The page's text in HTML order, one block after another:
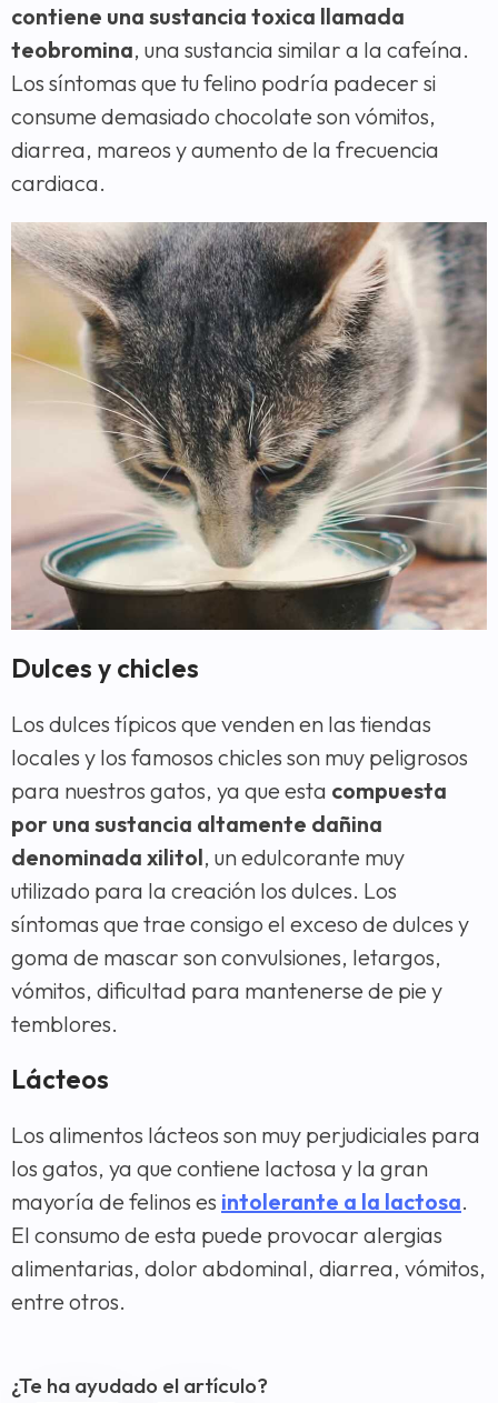
contiene una sustancia toxica llamada
teobromina, una sustancia similar a la cafeína.
Los síntomas que tu felino podría padecer si
consume demasiado chocolate son vómitos,
diarrea, mareos y aumento de la frecuencia
cardiaca.
Dulces y chicles
Los dulces típicos que venden en las tiendas
locales y los famosos chicles son muy peligrosos
para nuestros gatos, ya que esta compuesta
por una sustancia altamente dañina
denominada xilitol, un edulcorante muy
utilizado para la creación los dulces. Los
síntomas que trae consigo el exceso de dulces y
goma de mascar son convulsiones, letargos,
vómitos, dificultad para mantenerse de pie y
temblores.
Lácteos
Los alimentos lácteos son muy perjudiciales para
los gatos, ya que contiene lactosa y la gran
mayoría de felinos es intolerante a la lactosa.
El consumo de esta puede provocar alergias
alimentarias, dolor abdominal, diarrea, vómitos,
entre otros.
¿Te ha ayudado el artículo?